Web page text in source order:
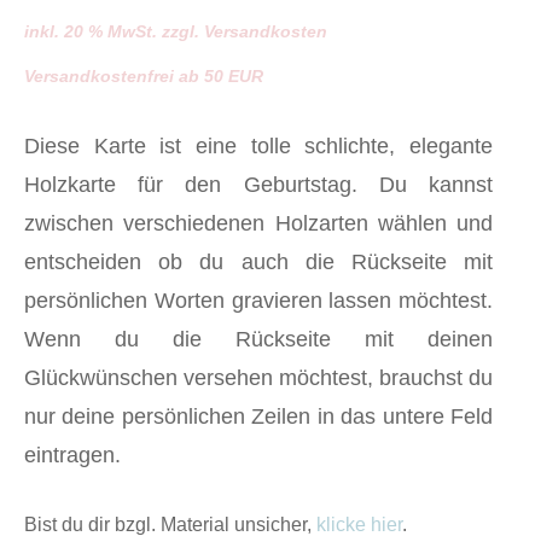
bis
€ 10,00
inkl. 20 % MwSt. zzgl. Versandkosten
Versandkostenfrei ab 50 EUR
Diese Karte ist eine tolle schlichte, elegante
Holzkarte für den Geburtstag. Du kannst
zwischen verschiedenen Holzarten wählen und
entscheiden ob du auch die Rückseite mit
persönlichen Worten gravieren lassen möchtest.
Wenn du die Rückseite mit deinen
Glückwünschen versehen möchtest, brauchst du
nur deine persönlichen Zeilen in das untere Feld
eintragen.
Bist du dir bzgl. Material unsicher, klicke hier.